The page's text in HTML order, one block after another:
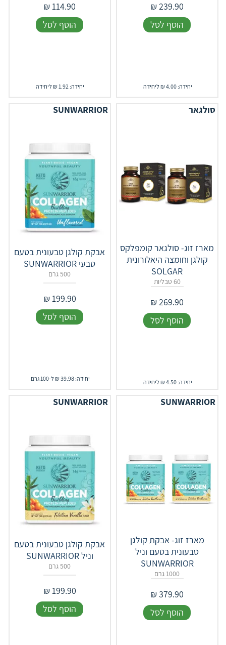
239.90
₪
הוסף לסל
יחידה: 4.00 ₪ ליחידה
114.90
₪
הוסף לסל
יחידה: 1.92 ₪ ליחידה
סולגאר
מארז זוג- סולגאר קומפלקס
קולגן וחומצה היאלורונית
SOLGAR
60 טבליות
269.90
₪
הוסף לסל
יחידה: 4.50 ₪ ליחידה
SUNWARRIOR
אבקת קולגן טבעונית בטעם
טבעי SUNWARRIOR
500 גרם
199.90
₪
הוסף לסל
יחידה: 39.98 ₪ ל-100 גרם
SUNWARRIOR
מארז זוג- אבקת קולגן
טבעונית בטעם וניל
SUNWARRIOR
1000 גרם
379.90
₪
הוסף לסל
SUNWARRIOR
אבקת קולגן טבעונית בטעם
וניל SUNWARRIOR
500 גרם
199.90
₪
הוסף לסל